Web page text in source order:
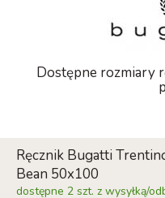
Dostępne rozmiary
Ręcznik Bugatti
Bean 50x100
dostępne 2 szt. z wysyłką/